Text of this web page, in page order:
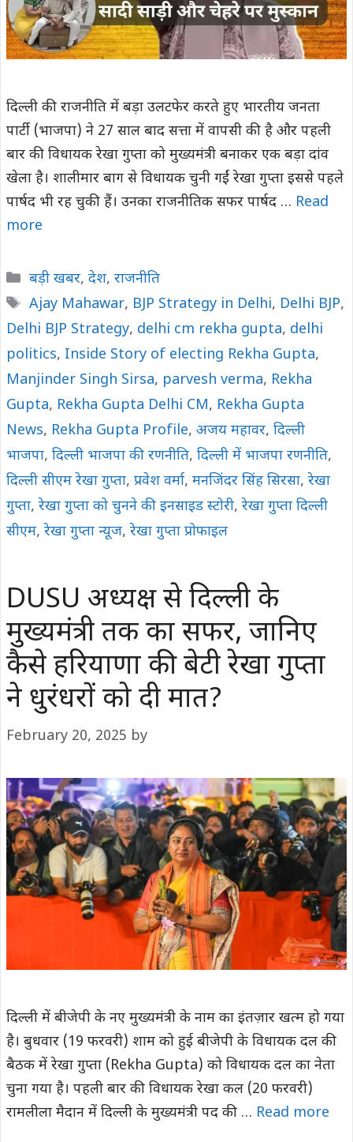
दिल्ली की राजनीति में बड़ा उलटफेर करते हुए भारतीय जनता
पार्टी (भाजपा) ने 27 साल बाद सत्ता में वापसी की है और पहली
बार की विधायक रेखा गुप्ता को मुख्यमंत्री बनाकर एक बड़ा दांव
खेला है। शालीमार बाग से विधायक चुनी गईं रेखा गुप्ता इससे पहले
पार्षद भी रह चुकी हैं। उनका राजनीतिक सफर पार्षद … Read
more
Categories
बड़ी खबर, देश, राजनीति
Tags
Ajay Mahawar, BJP Strategy in Delhi, Delhi BJP,
Delhi BJP Strategy, delhi cm rekha gupta, delhi
politics, Inside Story of electing Rekha Gupta,
Manjinder Singh Sirsa, parvesh verma, Rekha
Gupta, Rekha Gupta Delhi CM, Rekha Gupta
News, Rekha Gupta Profile, अजय महावर, दिल्ली
भाजपा, दिल्ली भाजपा की रणनीति, दिल्ली में भाजपा रणनीति,
दिल्ली सीएम रेखा गुप्ता, प्रवेश वर्मा, मनजिंदर सिंह सिरसा, रेखा
गुप्ता, रेखा गुप्ता को चुनने की इनसाइड स्टोरी, रेखा गुप्ता दिल्ली
सीएम, रेखा गुप्ता न्यूज, रेखा गुप्ता प्रोफाइल
DUSU अध्यक्ष से दिल्ली के
मुख्यमंत्री तक का सफर, जानिए
कैसे हरियाणा की बेटी रेखा गुप्ता
ने धुरंधरों को दी मात?
February 20, 2025 by
दिल्ली में बीजेपी के नए मुख्यमंत्री के नाम का इंतज़ार खत्म हो गया
है। बुधवार (19 फरवरी) शाम को हुई बीजेपी के विधायक दल की
बैठक में रेखा गुप्ता (Rekha Gupta) को विधायक दल का नेता
चुना गया है। पहली बार की विधायक रेखा कल (20 फरवरी)
रामलीला मैदान में दिल्ली के मुख्यमंत्री पद की … Read more